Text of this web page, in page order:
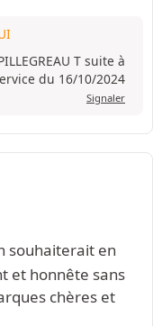
T suite à
du 16/10/2024
Signaler
souhaiterait en
et honnête sans
chères et